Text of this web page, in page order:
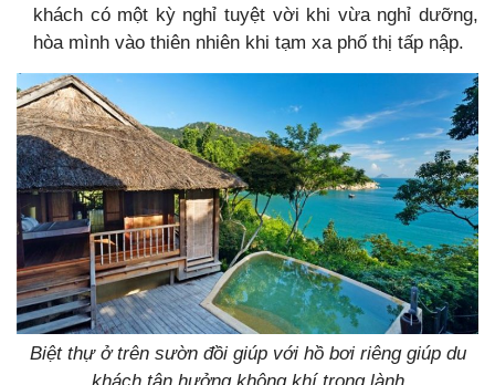
khách có một kỳ nghỉ tuyệt vời khi vừa nghỉ dưỡng,
hòa mình vào thiên nhiên khi tạm xa phố thị tấp nập.
Biệt thự ở trên sườn đồi giúp với hồ bơi riêng giúp du
khách tận hưởng không khí trong lành